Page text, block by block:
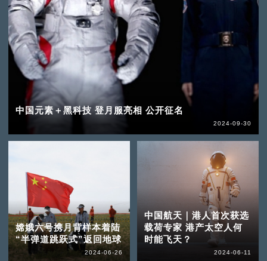
中国元素＋黑科技 登月服亮相 公开征名
2024-09-30
嫦娥六号携月背样本着陆
“半弹道跳跃式”返回地球
2024-06-26
中国航天｜港人首次获选
载荷专家 港产太空人何
时能飞天？
2024-06-11